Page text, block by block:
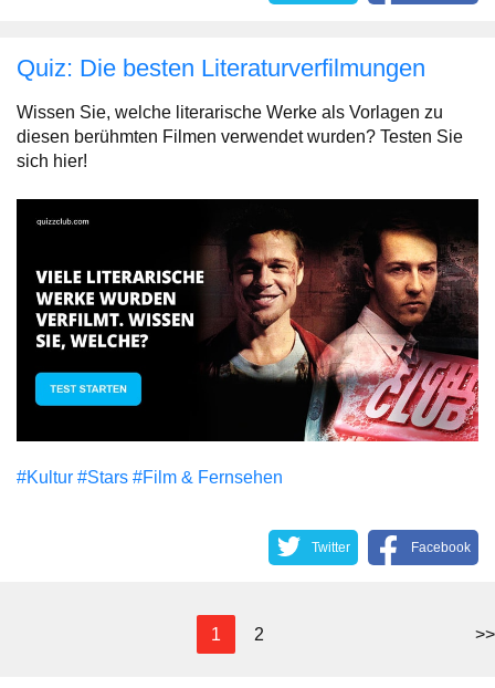
Quiz: Die besten Literaturverfilmungen
Wissen Sie, welche literarische Werke als Vorlagen zu
diesen berühmten Filmen verwendet wurden? Testen Sie
sich hier!
#Kultur #Stars #Film & Fernsehen
Twitter Facebook
1 2 >>